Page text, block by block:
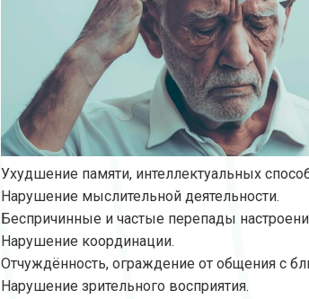
Ухудшение памяти, интеллектуальных
Нарушение мыслительной деятельности.
Беспричинные и частые перепады
Нарушение координации.
Отчуждённость, ограждение от общения с
Нарушение зрительного восприятия.